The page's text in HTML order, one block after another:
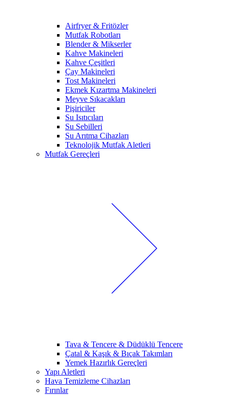
Airfryer & Fritözler
Mutfak Robotları
Blender & Mikserler
Kahve Makineleri
Kahve Çeşitleri
Çay Makineleri
Tost Makineleri
Ekmek Kızartma Makineleri
Meyve Sıkacakları
Pişiriciler
Su Isıtıcıları
Su Sebilleri
Su Arıtma Cihazları
Teknolojik Mutfak Aletleri
Mutfak Gereçleri
Tava & Tencere & Düdüklü Tencere
Çatal & Kaşık & Bıçak Takımları
Yemek Hazırlık Gereçleri
Yapı Aletleri
Hava Temizleme Cihazları
Fırınlar